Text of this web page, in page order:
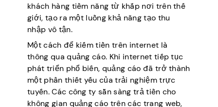
khách hàng tiềm năng từ khắp nơi trên thế
giới, tạo ra một luồng khả năng tạo thu
nhập vô tận.
Một cách để kiếm tiền trên internet là
thông qua quảng cáo. Khi internet tiếp tục
phát triển phổ biến, quảng cáo đã trở thành
một phần thiết yếu của trải nghiệm trực
tuyến. Các công ty sẵn sàng trả tiền cho
không gian quảng cáo trên các trang web,